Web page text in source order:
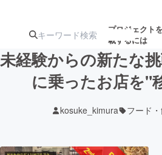
プロジェクト
載するには
ターン
ジェクト
募
ロ
未経験からの新たな
に乗ったお店を"
kosuke_kimura フード